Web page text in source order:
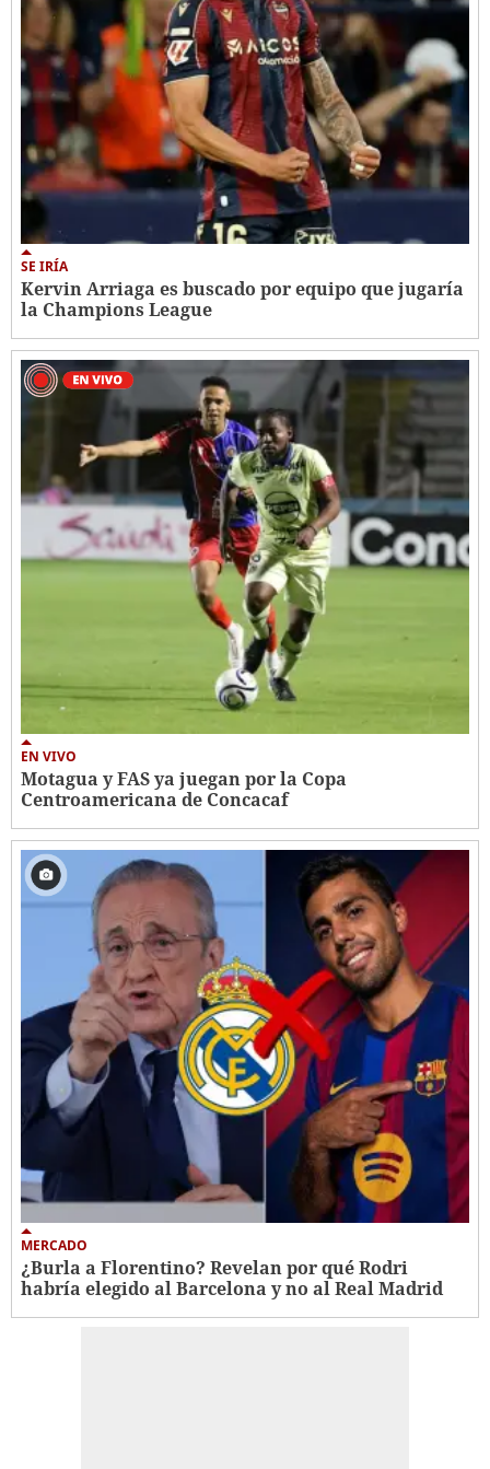
SE IRÍA
Kervin Arriaga es buscado por equipo que jugaría
la Champions League
EN VIVO
Motagua y FAS ya juegan por la Copa
Centroamericana de Concacaf
MERCADO
¿Burla a Florentino? Revelan por qué Rodri
habría elegido al Barcelona y no al Real Madrid